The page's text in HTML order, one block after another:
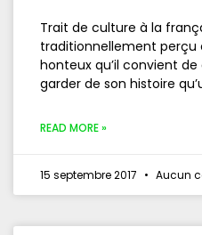
Trait de culture à la
traditionnellement
honteux qu’il convient
garder de son histoire
READ MORE »
15 septembre 2017 Aucun